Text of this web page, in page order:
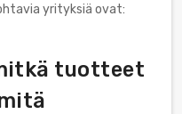
yrityksiä ovat:
tuotteet